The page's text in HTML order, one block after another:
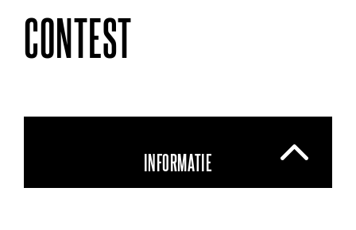
CONTEST
INFORMATIE